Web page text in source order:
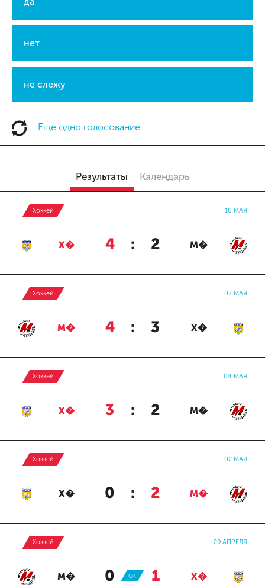
нет
не слежу
Еще одно голосование
Результаты Календарь
Хоккей 10 МАЯ
Х� 4 : 2 М�
Хоккей 07 МАЯ
М� 4 : 3 Х�
Хоккей 04 МАЯ
Х� 3 : 2 М�
Хоккей 02 МАЯ
Х� 0 : 2 М�
Хоккей 29 АПРЕЛЯ
М� 0 : 1 Х�
ОТ